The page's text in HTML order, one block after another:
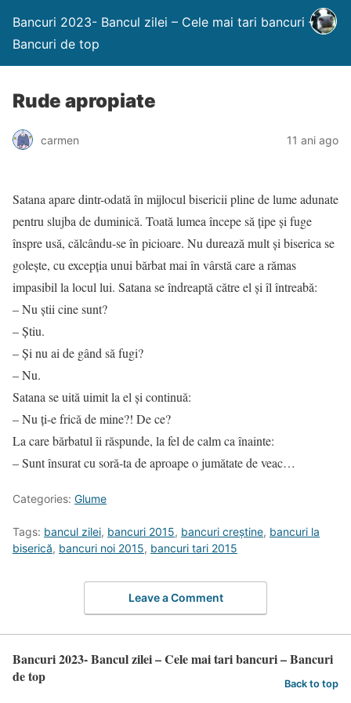
Bancuri 2023- Bancul zilei – Cele mai tari bancuri –
Bancuri de top
Rude apropiate
carmen 11 ani ago
Satana apare dintr-odată în mijlocul bisericii pline de lume adunate
pentru slujba de duminică. Toată lumea începe să ţipe şi fuge
înspre usă, călcându-se în picioare. Nu durează mult şi biserica se
goleşte, cu excepţia unui bărbat mai în vârstă care a rămas
impasibil la locul lui. Satana se îndreaptă către el şi îl întreabă:
– Nu ştii cine sunt?
– Ştiu.
– Şi nu ai de gând să fugi?
– Nu.
Satana se uită uimit la el şi continuă:
– Nu ţi-e frică de mine?! De ce?
La care bărbatul îi răspunde, la fel de calm ca înainte:
– Sunt însurat cu soră-ta de aproape o jumătate de veac…
Categories: Glume
Tags: bancul zilei, bancuri 2015, bancuri creştine, bancuri la
biserică, bancuri noi 2015, bancuri tari 2015
Leave a Comment
Bancuri 2023- Bancul zilei – Cele mai tari bancuri – Bancuri
de top
Back to top